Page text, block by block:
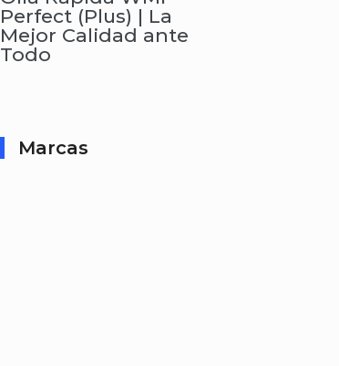
Perfect (Plus) | La
Mejor Calidad ante
Todo
Marcas